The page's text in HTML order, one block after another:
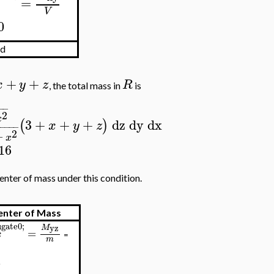
V
+y+ z, the total mass inRis
2
−
x2
−
−− (3+x +y + z) dzdydx
of mass under this condition.
of Mass
= Myz
m =